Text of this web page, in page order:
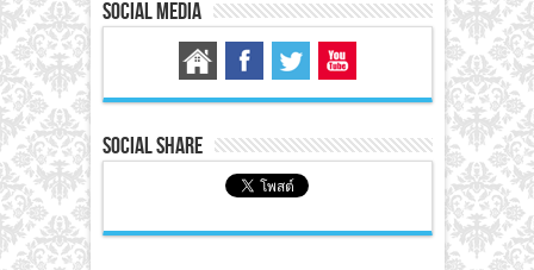
Social Media
Social Share